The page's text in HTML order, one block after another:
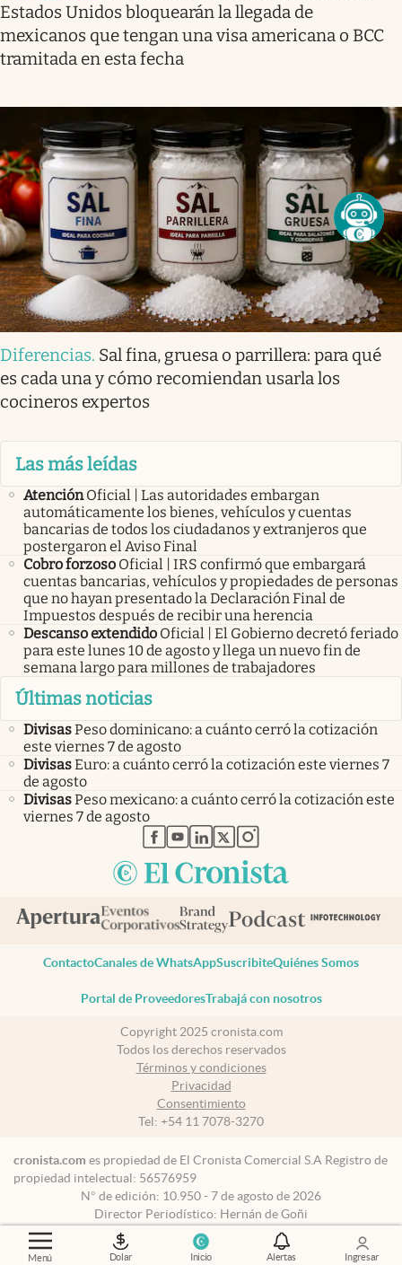
Menú Dolar Inicio Alertas Ingresar
Estados Unidos bloquearán la llegada de
mexicanos que tengan una visa americana o BCC
tramitada en esta fecha
Diferencias. Sal fina, gruesa o parrillera: para qué
es cada una y cómo recomiendan usarla los
cocineros expertos
Las más leídas
Atención Oficial | Las autoridades embargan
automáticamente los bienes, vehículos y cuentas
bancarias de todos los ciudadanos y extranjeros que
postergaron el Aviso Final
Cobro forzoso Oficial | IRS confirmó que embargará
cuentas bancarias, vehículos y propiedades de personas
que no hayan presentado la Declaración Final de
Impuestos después de recibir una herencia
Descanso extendido Oficial | El Gobierno decretó feriado
para este lunes 10 de agosto y llega un nuevo fin de
semana largo para millones de trabajadores
Últimas noticias
DivisasPeso dominicano: a cuánto cerró la cotización
este viernes 7 de agosto
DivisasEuro: a cuánto cerró la cotización este viernes 7
de agosto
DivisasPeso mexicano: a cuánto cerró la cotización este
viernes 7 de agosto
abre en nueva pestaña
abre en nueva pestaña
abre en nueva pestaña
abre en nueva pestaña
abre en nueva pestaña
ContactoCanales de WhatsAppSuscribiteQuiénes Somos
Portal de ProveedoresTrabajá con nosotros
Copyright 2025 cronista.com
Todos los derechos reservados
Términos y condiciones
Privacidad
Consentimiento
Tel: +54 11 7078-3270
cronista.com es propiedad de El Cronista Comercial S.A Registro de
propiedad intelectual: 56576959
N° de edición: 10.950 - 7 de agosto de 2026
Director Periodístico: Hernán de Goñi